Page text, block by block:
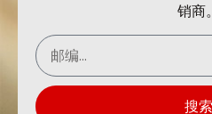
销商。
搜索